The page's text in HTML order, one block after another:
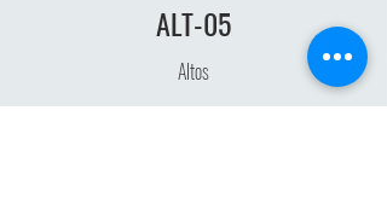
ALT-05
Altos
Creada 02:03 p.m.